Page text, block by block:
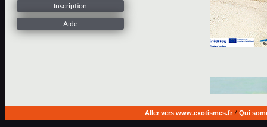
Inscription
Aide
Aller vers www.exotismes.fr/ Qui